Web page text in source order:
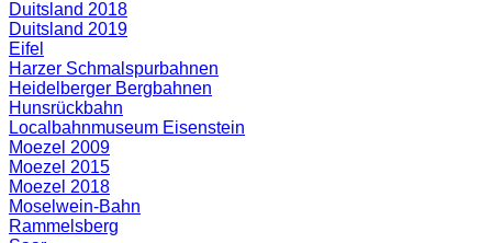
Duitsland 2018
Duitsland 2019
Eifel
Harzer Schmalspurbahnen
Heidelberger Bergbahnen
Hunsrückbahn
Localbahnmuseum Eisenstein
Moezel 2009
Moezel 2015
Moezel 2018
Moselwein-Bahn
Rammelsberg